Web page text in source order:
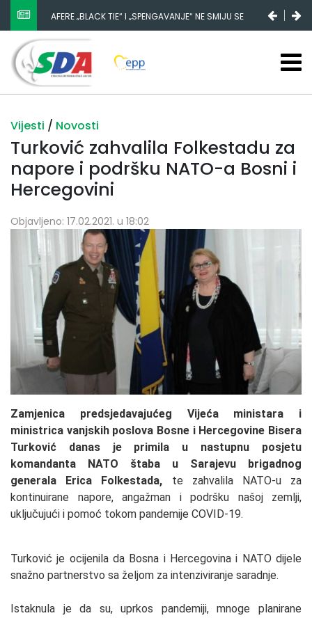
AFERE „BLACK TIE“ I „SPENGAVANJE“ NE SMIJU SE
ZATAŠKATI
Vijesti / Novosti
Turković zahvalila Folkestadu za
napore i podršku NATO-a Bosni i
Hercegovini
Objavljeno: 17.02.2021. u 18:02
Zamjenica predsjedavajućeg Vijeća ministara i
ministrica vanjskih poslova Bosne i Hercegovine Bisera
Turković danas je primila u nastupnu posjetu
komandanta NATO štaba u Sarajevu brigadnog
generala Erica Folkestada, te zahvalila NATO-u za
kontinuirane napore, angažman i podršku našoj zemlji,
uključujući i pomoć tokom pandemije COVID-19.
Turković je ocijenila da Bosna i Hercegovina i NATO dijele
snažno partnerstvo sa željom za intenziviranje saradnje.
Istaknula je da su, uprkos pandemiji, mnoge planirane